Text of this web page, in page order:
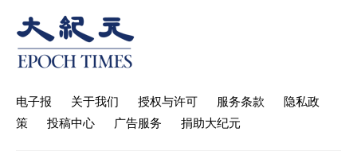
电子报 关于我们 授权与许可 服务条款
隐私政
策
投稿中心 广告服务 捐助大纪元